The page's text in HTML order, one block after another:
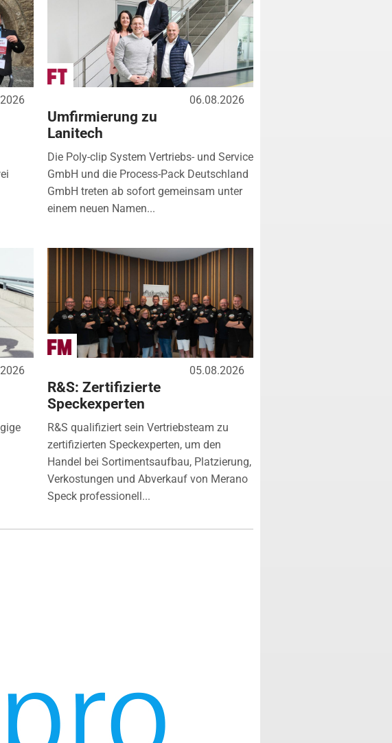
06.08.2026
Umfirmierung zu
Lanitech
Die Poly-clip System Vertriebs- und Service
GmbH und die Process-Pack Deutschland
GmbH treten ab sofort gemeinsam unter
einem neuen Namen...
05.08.2026
R&S: Zertifizierte
Speckexperten
R&S qualifiziert sein Vertriebsteam zu
zertifizierten Speckexperten, um den
Handel bei Sortimentsaufbau, Platzierung,
Verkostungen und Abverkauf von Merano
Speck professionell...